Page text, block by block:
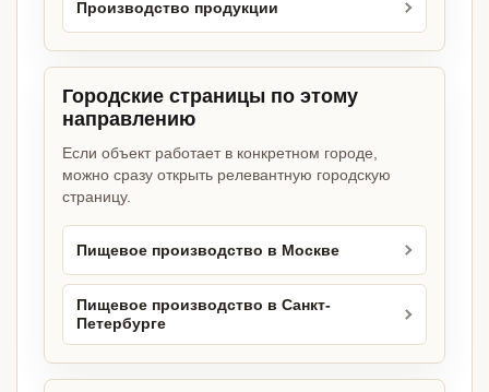
Производство продукции
Городские страницы по этому
направлению
Если объект работает в конкретном городе,
можно сразу открыть релевантную городскую
страницу.
Пищевое производство в Москве
Пищевое производство в Санкт-
Петербурге